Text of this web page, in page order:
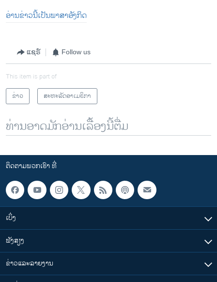
ອ່ານ​ຂ່າວນີ້​ເປັນ​ພາ​ສາ​ອັງ​ກິດ
ແຊຣ໌ Follow us
This item is part of
ຂ່າວ
ສະຫະລັດອາເມຣິກາ
ທ່ານອາດມັກອ່ານເລື້ອງນີ້ຕື່ມ
ຕິດຕາມພວກເຮົາ ທີ່
ເບິ່ງ
ຟັງສຽງ
ຂ່າວແລະລາຍງານ